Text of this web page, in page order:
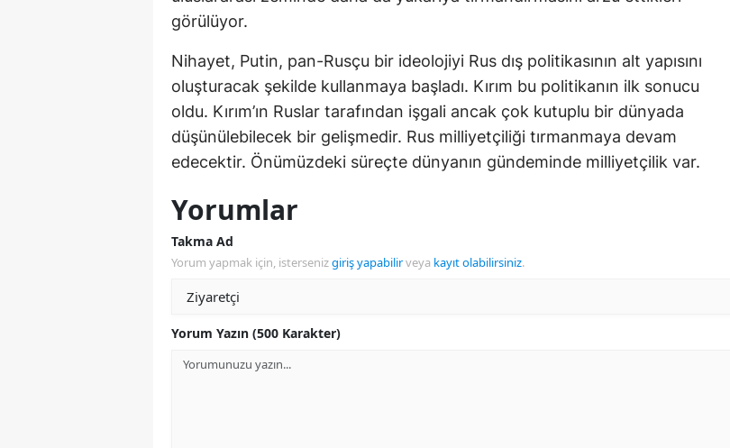
görülüyor.
Nihayet, Putin, pan-Rusçu bir ideolojiyi Rus dış politikasının alt yapısını
oluşturacak şekilde kullanmaya başladı. Kırım bu politikanın ilk sonucu
oldu. Kırım’ın Ruslar tarafından işgali ancak çok kutuplu bir dünyada
düşünülebilecek bir gelişmedir. Rus milliyetçiliği tırmanmaya devam
edecektir. Önümüzdeki süreçte dünyanın gündeminde milliyetçilik var.
Yorumlar
Takma Ad
Yorum yapmak için, istersenizgiriş yapabilirveya kayıt olabilirsiniz.
Yorum Yazın (500 Karakter)